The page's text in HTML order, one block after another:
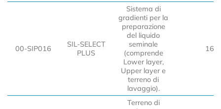
00-SIP016
SIL-SELECT
PLUS
Sistema di
gradienti per la
preparazione
del liquido
seminale
(comprende
Lower layer,
Upper layer e
terreno di
lavaggio).
16
Terreno di